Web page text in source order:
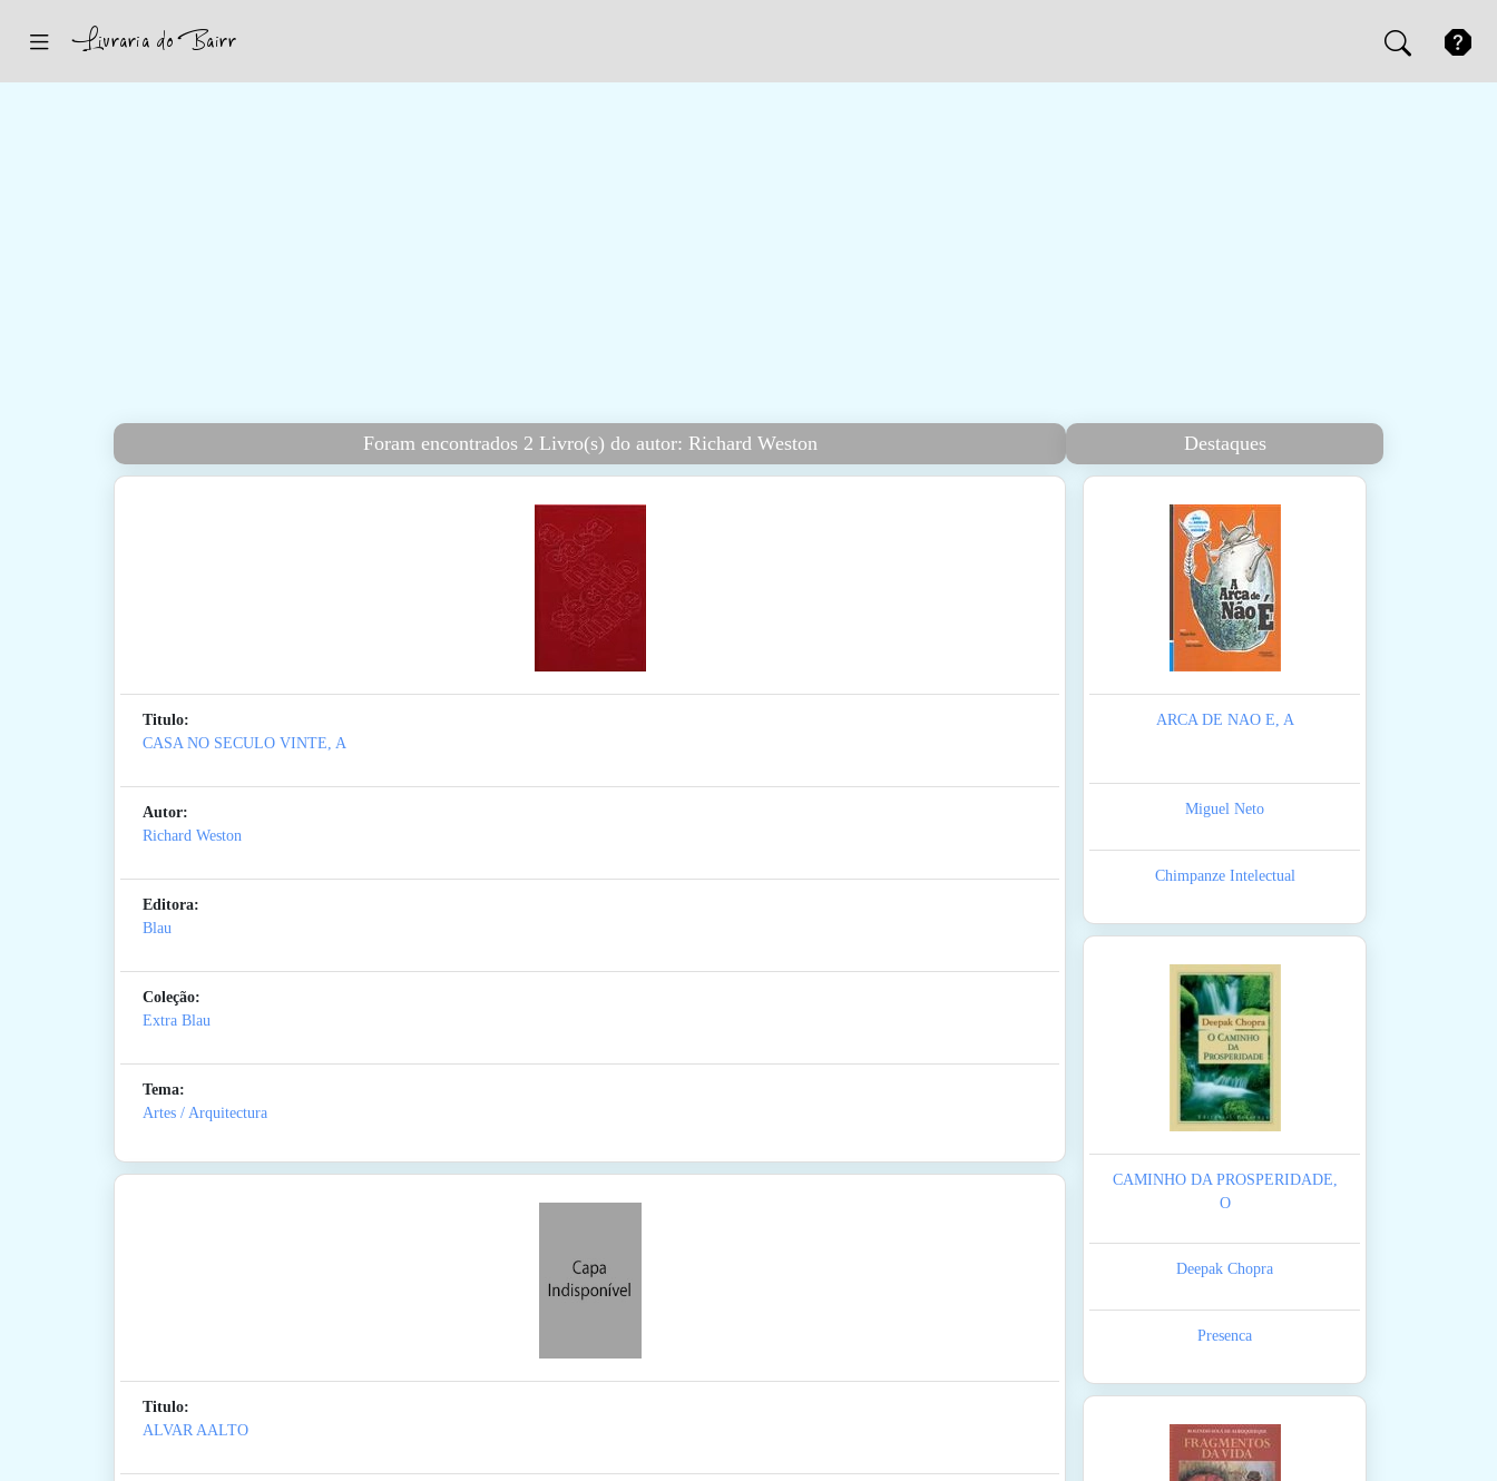
Foram encontrados 2 Livro(s) do autor: Richard Weston
Titulo:
CASA NO SECULO VINTE, A
Autor:
Richard Weston
Editora:
Blau
Coleção:
Extra Blau
Tema:
Artes / Arquitectura
Titulo:
ALVAR AALTO
Destaques
ARCA DE NAO E, A
Miguel Neto
Chimpanze Intelectual
CAMINHO DA PROSPERIDADE,
O
Deepak Chopra
Presenca